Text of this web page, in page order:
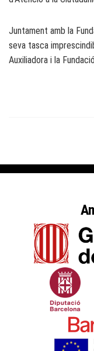
Juntament amb la
seva tasca
Auxiliadora i la